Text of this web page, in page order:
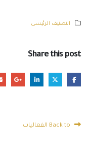
التصنيف الرئيسى
Share this post